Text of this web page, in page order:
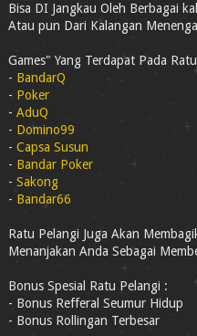
Bisa DI Jangkau Oleh Berbagai
Atau pun Dari Kalangan
Games" Yang Terdapat Pada
- BandarQ
- Poker
- AduQ
- Domino99
- Capsa Susun
- Bandar Poker
- Sakong
- Bandar66
Ratu Pelangi Juga Akan
Menanjakan Anda Sebagai
Bonus Spesial Ratu Pelangi :
- Bonus Refferal Seumur Hidup
- Bonus Rollingan Terbesar